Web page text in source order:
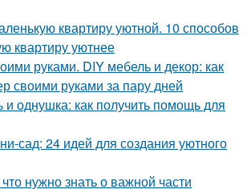
квартиру уютной. 10 способов
квартиру уютнее
руками. DIY мебель и декор: как
своими руками за пару дней
и однушка: как получить помощь для
сад: 24 идей для создания уютного
нужно знать о важной части